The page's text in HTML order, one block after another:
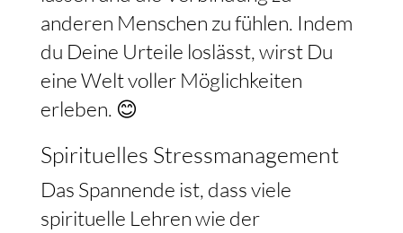
anderen Menschen zu fühlen. Indem
du Deine Urteile loslässt, wirst Du
eine Welt voller Möglichkeiten
erleben. 😊
Spirituelles Stressmanagement
Das Spannende ist, dass viele
spirituelle Lehren wie der